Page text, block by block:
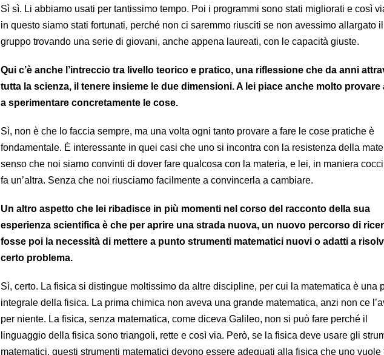
Sì sì. Li abbiamo usati per tantissimo tempo. Poi i programmi sono stati migliorati e così
in questo siamo stati fortunati, perché non ci saremmo riusciti se non avessimo allargato il
gruppo trovando una serie di giovani, anche appena laureati, con le capacità giuste.
Qui c’è anche l’intreccio tra livello teorico e pratico, una riflessione che da anni
tutta la scienza, il tenere insieme le due dimensioni. A lei piace anche molto provare
a sperimentare concretamente le cose.
Sì, non è che lo faccia sempre, ma una volta ogni tanto provare a fare le cose pratiche è
fondamentale. È interessante in quei casi che uno si incontra con la resistenza della
senso che noi siamo convinti di dover fare qualcosa con la materia, e lei, in maniera
fa un’altra. Senza che noi riusciamo facilmente a convincerla a cambiare.
Un altro aspetto che lei ribadisce in più momenti nel corso del racconto della sua
esperienza scientifica è che per aprire una strada nuova, un nuovo percorso di
fosse poi la necessità di mettere a punto strumenti matematici nuovi o adatti a
certo problema.
Sì, certo. La fisica si distingue moltissimo da altre discipline, per cui la matematica è una
integrale della fisica. La prima chimica non aveva una grande matematica, anzi non ce
per niente. La fisica, senza matematica, come diceva Galileo, non si può fare perché il
linguaggio della fisica sono triangoli, rette e così via. Però, se la fisica deve usare gli
matematici, questi strumenti matematici devono essere adeguati alla fisica che uno vuole